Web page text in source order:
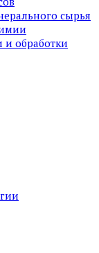
сырья
и обработки